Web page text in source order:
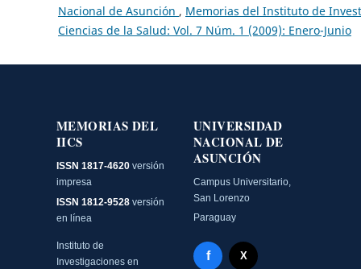
Nacional de Asunción , Memorias del Instituto de
Ciencias de la Salud: Vol. 7 Núm. 1 (2009): Enero-Junio
MEMORIAS DEL
IICS
ISSN 1817-4620 versión
impresa
ISSN 1812-9528 versión
en línea
Instituto de
Investigaciones en
UNIVERSIDAD
NACIONAL DE
ASUNCIÓN
Campus Universitario,
San Lorenzo
Paraguay
Facebook - Memorias del
f X Twitter - MIICS UNA
X